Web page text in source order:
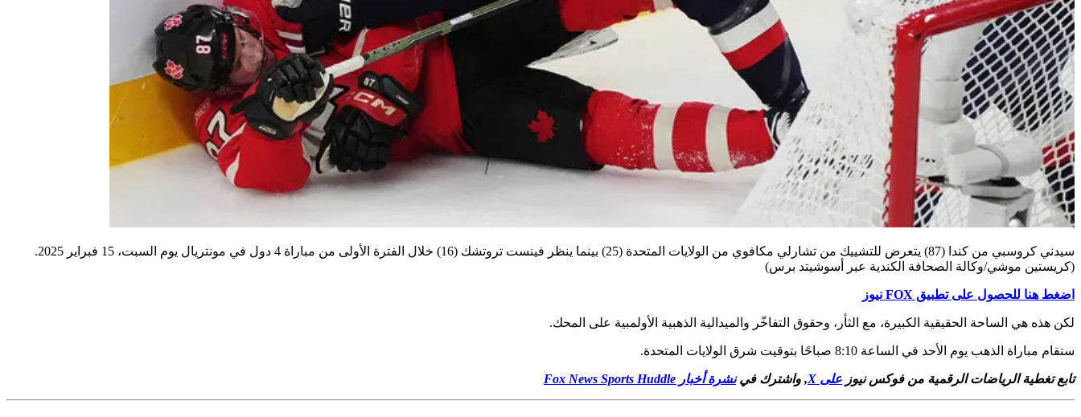
سيدني كروسبي من كندا (87) يتعرض للتشييك من تشارلي مكافوي من الولايات المتحدة (25) بينما ينظر فينست تروتشك (16) خلال الفترة الأولى من مباراة 4 دول في مونتريال يوم السبت، 15 فبراير 2025.
(كريستين موشي/وكالة الصحافة الكندية عبر أسوشيتد برس)
اضغط هنا للحصول على تطبيق FOX نيوز
لكن هذه هي الساحة الحقيقية الكبيرة، مع الثأر، وحقوق التفاخّر والميدالية الذهبية الأولمبية على المحك.
ستقام مباراة الذهب يوم الأحد في الساعة 8:10 صباحًا بتوقيت شرق الولايات المتحدة.
تابع تغطية الرياضات الرقمية من فوكس نيوز على X , واشترك فينشرة أخبار Fox News Sports Huddle